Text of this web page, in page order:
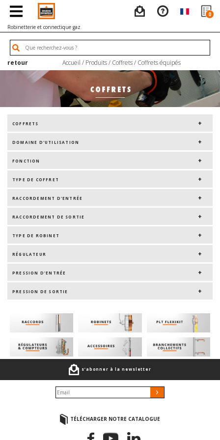
0
Robinetterie et connectique gaz
retour Accueil / Produits/ Coffrets/ Coffrets équipés
COFFRETS
DOMAINE D'UTILISATION
FONCTION
TYPE DE COFFRET
RACCORDEMENT D'ENTRÉE
RACCORDEMENT DE SORTIE
TYPE DE ROBINET
RÉGULATEUR
PRESSION D'ENTRÉE
PRESSION DE SORTIE
s’abonner à la newsletter
TÉLÉCHARGER NOTRE CATALOGUE